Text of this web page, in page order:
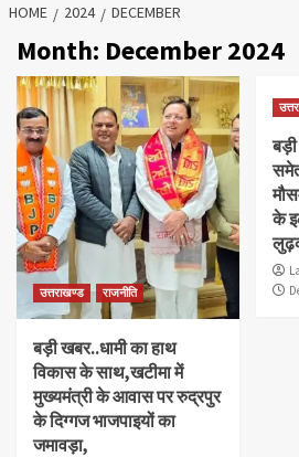
HOME 2024 DECEMBER
Month: December 2024
उत्तराखण्ड राजनीति
बड़ी खबर..धामी का हाथ
विकास के साथ,खटीमा में
मुख्यमंत्री के आवास पर रुद्रपुर
के दिग्गज भाजपाइयों का
जमावड़ा,
के